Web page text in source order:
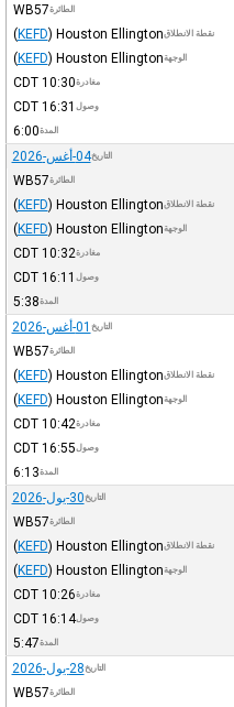
الطائرةWB57
نقطة الانطلاقHouston Ellington
(KEFD)
الوجهةHouston Ellington
(KEFD)
مغادرة10:30
CDT
وصول 16:31
CDT
المدة6:00
التاريخ04-أغس-2026
الطائرةWB57
نقطة الانطلاقHouston Ellington
(KEFD)
الوجهةHouston Ellington
(KEFD)
مغادرة10:32
CDT
وصول 16:11
CDT
المدة5:38
التاريخ 01-أغس-2026
الطائرةWB57
نقطة الانطلاقHouston Ellington
(KEFD)
الوجهةHouston Ellington
(KEFD)
مغادرة10:42
CDT
وصول 16:55
CDT
المدة6:13
التاريخ30-يول-2026
الطائرةWB57
نقطة الانطلاقHouston Ellington
(KEFD)
الوجهةHouston Ellington
(KEFD)
مغادرة10:26
CDT
وصول16:14
CDT
المدة5:47
التاريخ28-يول-2026
الطائرةWB57